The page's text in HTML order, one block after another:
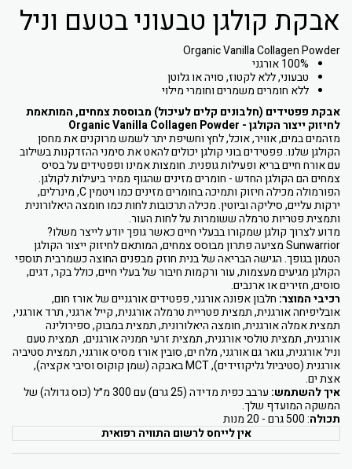
אבקת קולגן טבעוני בטעם וניל
Organic Vanilla Collagen Powder
100% אורגני
טבעוני, ללא לקטוז, סויה או גלוטן
ללא חומרים משמרים וחומרי מילוי
אבקת פפטידים (חלבונים קלים לעיכול) מבוססת צמחים,המותאמת
לחיזוק ייצור הקולגן - Organic Vanilla Collagen Powder
מזהמים במים, אוויר, אוכל, לחץ וחשיפת יתר לשמש מרוקנים את מחסן
הקולגן שלנו. פפטידים בוני קולגן יכולים להאט את סימני ההזדקנות בשילוב
עם אורח חיים בריא ופעילות גופנית. חומצות אמינו ופפטידים על בסיס
צמחים הם הקולגן החדש - חומרים מזינים שהגוף ממיר ביעילות לקולגן.
הפורמולה מכילה חיזוק ותמיכה בחומרים מזינים כמו ויטמין C, מינרלים,
ירקות עליים, סיליקה וביוטין. מכילה תרכובות לחות כמו חומצה היאלורונית
ותמצית פטריות טרמלה ששומרות על לחות העור.
מדוע לצרוך קולגן שמקורו בבעלי חיים כאשר גופך יודע לייצר משלו?
Sunwarrior מציעה פתרון מבוסס צמחים, המותאם לחיזוק ייצור הקולגן
הטמון בגופך. הגישה הבריאה של בנית חוזק מבפנים החוצה כשמרבית תוספי
הקולגן מגיעים מעצמות, עור ורקמות חיבור של בעלי חיים, כולל בקר, דגים,
סוסים, חזירים או ארנבים.
רכיבי המוצר: חלבון אפונה אורגני, פפטידים אורגניים של אורז חום,
אובליפיחה אורגנית, תמצית פטריית טרמלה אורגנית, קייל ארגני, תרד אורגני,
תמצית אמלה אורגנית, חומצה היאלורונית, תמצית במבוק, ספירולינה
אורגנית, תמצית טולסי אורגנית, תמצית זרעי חמניה אורגנים, תמצית טעם
וניל אורגנית, גואר גם אורגני, מלח ים, סובין אורז מסיס אורגני, תמצית סטיביה
אורגנית (סטיביול גליקוזידים), MCT באבקה (שמן קוקוס וסיבי אקציה),
אצת ים.
איך להשתמש:
ערבב כפית מדידה (25 גרם) עם 300 מ״ל (כוס גדולה) של
המשקה המועדף שלך.
תכולה:500 גרם - 20 מנות
אין לייחס לרשום התוויה רפואית